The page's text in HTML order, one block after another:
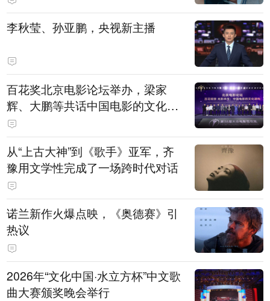
白，主演均为广州本土演员
李秋莹、孙亚鹏，央视新主播
百花奖北京电影论坛举办，梁家
辉、大鹏等共话中国电影的文化建
构
从“上古大神”到《歌手》亚军，齐
豫用文学性完成了一场跨时代对话
诺兰新作火爆点映，《奥德赛》引
热议
2026年“文化中国·水立方杯”中文歌
曲大赛颁奖晚会举行